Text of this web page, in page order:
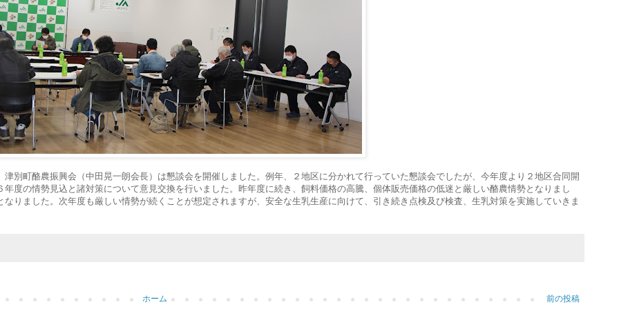
別町酪農振興会（中田晃一朗会長）は懇談会を開催しました。例年、２地区に分かれて行っていた懇談会でしたが、今年度より２地区合同開
度の情勢見込と諸対策について意見交換を行いました。昨年度に続き、飼料価格の高騰、個体販売価格の低迷と厳しい酪農情勢となりまし
りました。次年度も厳しい情勢が続くことが想定されますが、安全な生乳生産に向けて、引き続き点検及び検査、生乳対策を実施していきま
前の投稿
ホーム